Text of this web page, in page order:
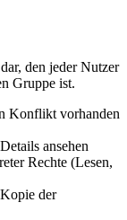
den jeder Nutzer
Gruppe ist.
Konflikt vorhanden
ansehen
Rechte (Lesen,
der